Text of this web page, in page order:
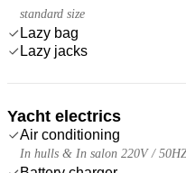
standard size
Lazy bag
Lazy jacks
Yacht electrics
Air conditioning
In hulls & In salon 220V /